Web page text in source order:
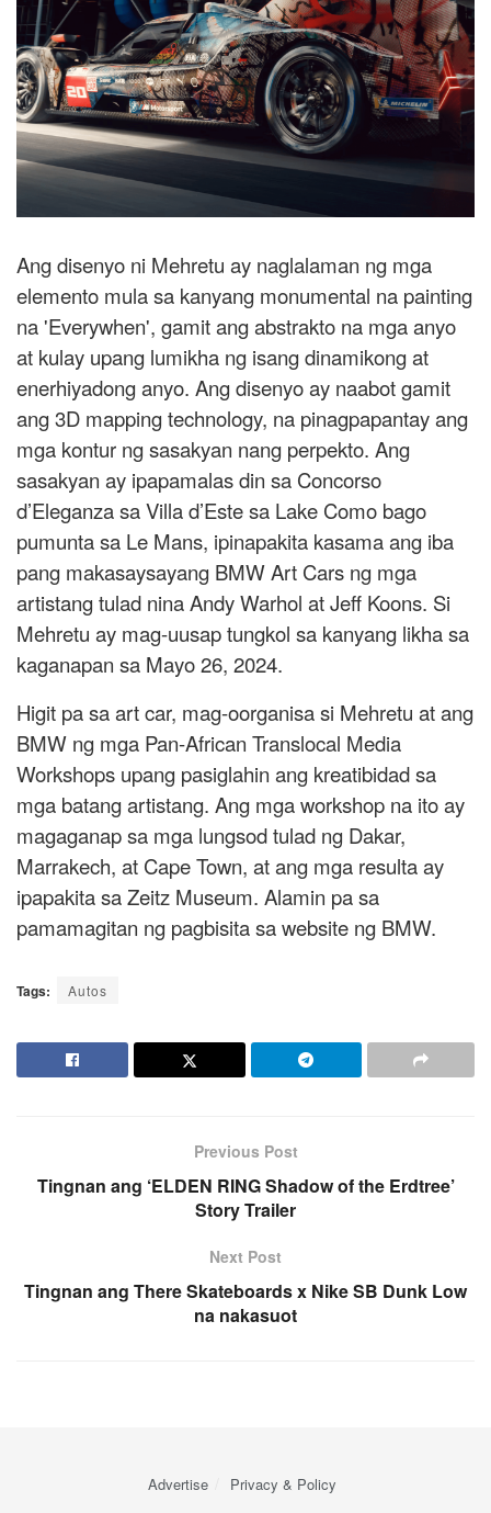
Ang disenyo ni Mehretu ay naglalaman ng mga
elemento mula sa kanyang monumental na painting
na 'Everywhen', gamit ang abstrakto na mga anyo
at kulay upang lumikha ng isang dinamikong at
enerhiyadong anyo. Ang disenyo ay naabot gamit
ang 3D mapping technology, na pinagpapantay ang
mga kontur ng sasakyan nang perpekto. Ang
sasakyan ay ipapamalas din sa Concorso
d’Eleganza sa Villa d’Este sa Lake Como bago
pumunta sa Le Mans, ipinapakita kasama ang iba
pang makasaysayang BMW Art Cars ng mga
artistang tulad nina Andy Warhol at Jeff Koons. Si
Mehretu ay mag-uusap tungkol sa kanyang likha sa
kaganapan sa Mayo 26, 2024.
Higit pa sa art car, mag-oorganisa si Mehretu at ang
BMW ng mga Pan-African Translocal Media
Workshops upang pasiglahin ang kreatibidad sa
mga batang artistang. Ang mga workshop na ito ay
magaganap sa mga lungsod tulad ng Dakar,
Marrakech, at Cape Town, at ang mga resulta ay
ipapakita sa Zeitz Museum. Alamin pa sa
pamamagitan ng pagbisita sa website ng BMW.
Tags: Autos
Previous Post
Tingnan ang ‘ELDEN RING Shadow of the Erdtree’
Story Trailer
Next Post
Tingnan ang There Skateboards x Nike SB Dunk Low
na nakasuot
Advertise Privacy & Policy